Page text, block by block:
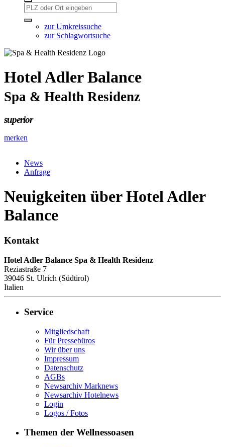
zur Umkreissuche
zur Schlagwortsuche
Hotel Adler Balance
Spa & Health Residenz
superior
merken
News
Anfrage
Neuigkeiten über Hotel Adler
Balance
Kontakt
Hotel Adler Balance Spa & Health Residenz
Reziastraße 7
39046 St. Ulrich (Südtirol)
Italien
Service
Mitgliedschaft
Für Pressebüros
Wir über uns
Impressum
Datenschutz
AGBs
Newsarchiv Marknews
Newsarchiv Hotelnews
Login
Logos / Fotos
Themen der Wellnessoasen